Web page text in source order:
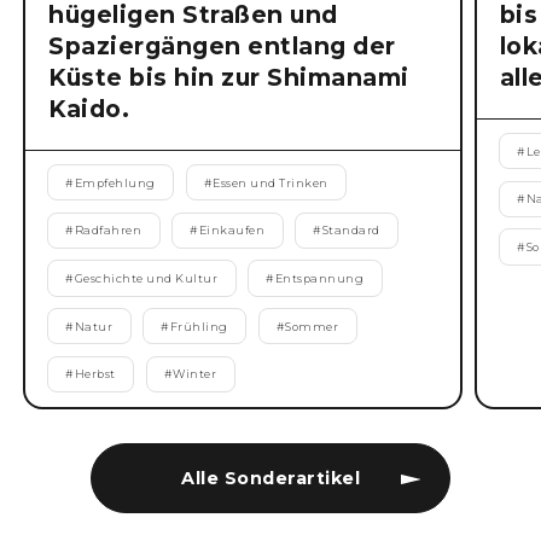
Alle Sonderartikel
hügeligen Straßen und
Spaziergängen entlang der
Küste bis hin zur Shimanami
Kaido.
# Empfehlung #Essen und Trinken
# Radfahren # Einkaufen #Standard
#Geschichte und Kultur # Entspannung
# Natur # Frühling #Sommer
# Herbst #Winter
#
#
#